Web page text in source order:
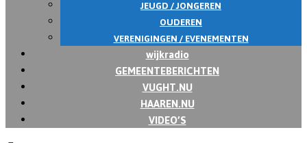
JEUGD / JONGEREN
OUDEREN
VERENIGINGEN / EVENEMENTEN
wijkradio
GEMEENTEBERICHTEN
VUGHT.NU
HAAREN.NU
VIDEO’S